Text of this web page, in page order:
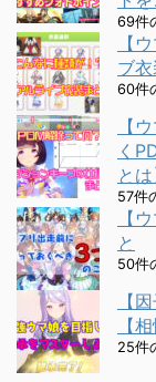
69件
【
ブ
60件
【
く
とは
57件
【
と
50件
【
【
25件